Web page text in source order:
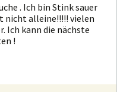
. Ich bin Stink sauer
nicht alleine!!!!! vielen
Ich kann die nächste
!